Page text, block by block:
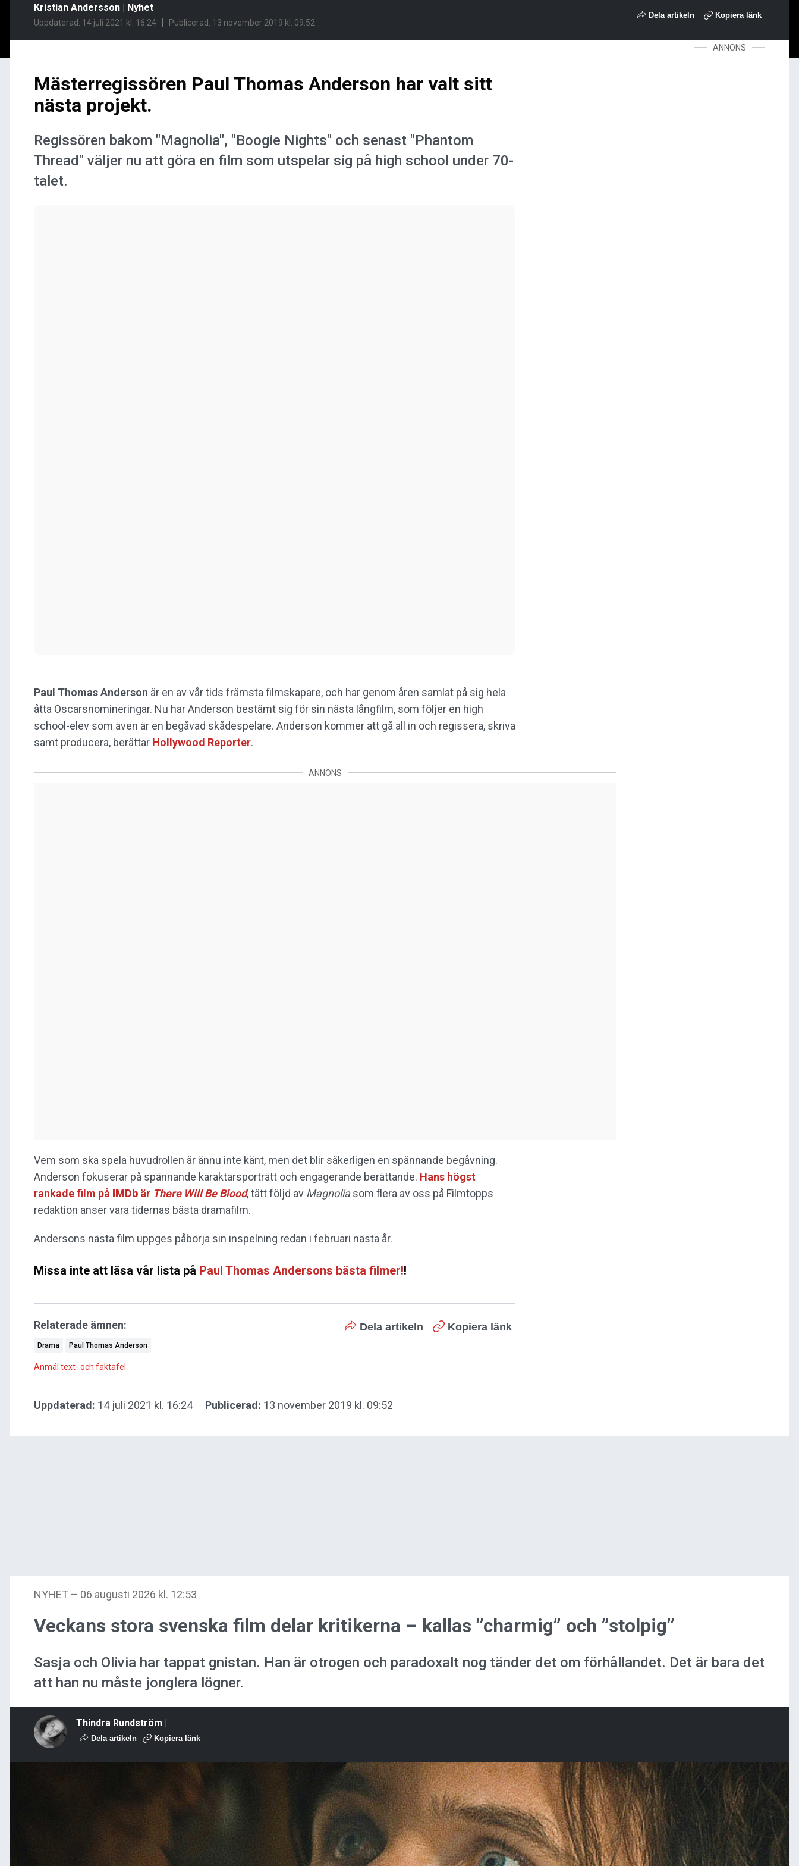
Kristian Andersson | Nyhet
Uppdaterad: 14 juli 2021 kl. 16:24 Publicerad: 13 november 2019 kl. 09:52
Dela artikeln Kopiera länk
Mästerregissören Paul Thomas Anderson har valt sitt
nästa projekt.
Regissören bakom "Magnolia", "Boogie Nights" och senast "Phantom
Thread" väljer nu att göra en film som utspelar sig på high school under 70-
talet.
Paul Thomas Anderson är en av vår tids främsta filmskapare, och har genom åren samlat på sig hela
åtta Oscarsnomineringar. Nu har Anderson bestämt sig för sin nästa långfilm, som följer en high
school-elev som även är en begåvad skådespelare. Anderson kommer att gå all in och regissera, skriva
samt producera, berättar Hollywood Reporter.
ANNONS
Vem som ska spela huvudrollen är ännu inte känt, men det blir säkerligen en spännande begåvning.
Anderson fokuserar på spännande karaktärsporträtt och engagerande berättande. Hans högst
rankade film på IMDb är There Will Be Blood, tätt följd av Magnoliasom flera av oss på Filmtopps
redaktion anser vara tidernas bästa dramafilm.
Andersons nästa film uppges påbörja sin inspelning redan i februari nästa år.
Missa inte att läsa vår lista på Paul Thomas Andersons bästa filmer!!
Dela artikeln Kopiera länk
Relaterade ämnen:
Drama Paul Thomas Anderson
Anmäl text- och faktafel
Uppdaterad: 14 juli 2021 kl. 16:24 Publicerad: 13 november 2019 kl. 09:52
ANNONS
NYHET – 06 augusti 2026 kl. 12:53
Veckans stora svenska film delar kritikerna – kallas ”charmig” och ”stolpig”
Sasja och Olivia har tappat gnistan. Han är otrogen och paradoxalt nog tänder det om förhållandet. Det är bara det
att han nu måste jonglera lögner.
Thindra Rundström |
Dela artikeln Kopiera länk